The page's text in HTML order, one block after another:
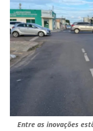
Entre as inovações